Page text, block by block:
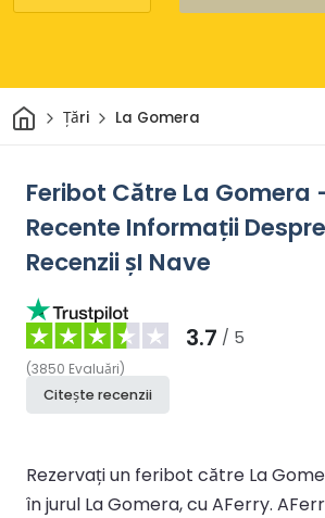
Acasă
Țări La Gomera
Feribot Către La Gomera
Recente Informații
Recenzii șI Nave
3.7 / 5
(3850 Evaluări)
Citește recenzii
Rezervați un feribot către La
în jurul La Gomera, cu AFerry.